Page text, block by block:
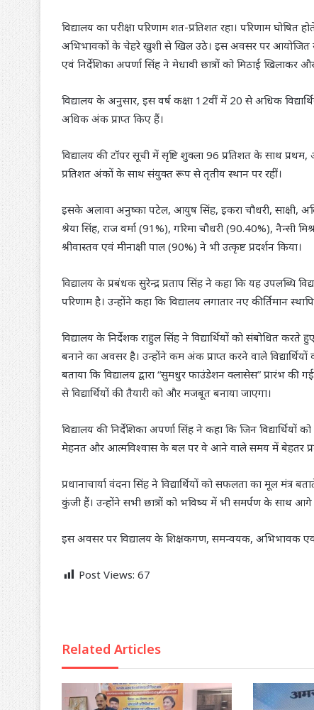
विद्यालय का परीक्षा परिणाम शत-प्रतिशत रहा। परिणाम घोषित
अभिभावकों के चेहरे खुशी से खिल उठे। इस अवसर पर आयोजित
एवं निर्देशिका अपर्णा सिंह ने मेधावी छात्रों को मिठाई
विद्यालय के अनुसार, इस वर्ष कक्षा 12वीं में 20 से अधिक
अधिक अंक प्राप्त किए हैं।
विद्यालय की टॉपर सूची में सृष्टि शुक्ला 96 प्रतिशत के साथ
प्रतिशत अंकों के साथ संयुक्त रूप से तृतीय स्थान पर रहीं।
इसके अलावा अनुष्का पटेल, आयुष सिंह, इकरा चौधरी, साक्षी,
श्रेया सिंह, राज वर्मा (91%), गरिमा चौधरी (90.40%), नैन्सी
श्रीवास्तव एवं मीनाक्षी पाल (90%) ने भी उत्कृष्ट प्रदर्शन किया।
विद्यालय के प्रबंधक सुरेन्द्र प्रताप सिंह ने कहा कि यह उपलब्धि
परिणाम है। उन्होंने कहा कि विद्यालय लगातार नए कीर्तिमान
विद्यालय के निर्देशक राहुल सिंह ने विद्यार्थियों को संबोधित
बनाने का अवसर है। उन्होंने कम अंक प्राप्त करने वाले
बताया कि विद्यालय द्वारा “सुमधुर फाउंडेशन क्लासेस” प्रारंभ
से विद्यार्थियों की तैयारी को और मजबूत बनाया जाएगा।
विद्यालय की निर्देशिका अपर्णा सिंह ने कहा कि जिन
मेहनत और आत्मविश्वास के बल पर वे आने वाले समय में बेहतर
प्रधानाचार्या वंदना सिंह ने विद्यार्थियों को सफलता का मूल
कुंजी हैं। उन्होंने सभी छात्रों को भविष्य में भी समर्पण के साथ आगे
इस अवसर पर विद्यालय के शिक्षकगण, समन्वयक, अभिभावक एवं
Post Views: 67
Related Articles